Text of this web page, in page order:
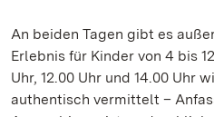
An beiden Tagen gibt es
Erlebnis für Kinder von 4 bis
Uhr, 12.00 Uhr und 14.00 Uhr
authentisch vermittelt –